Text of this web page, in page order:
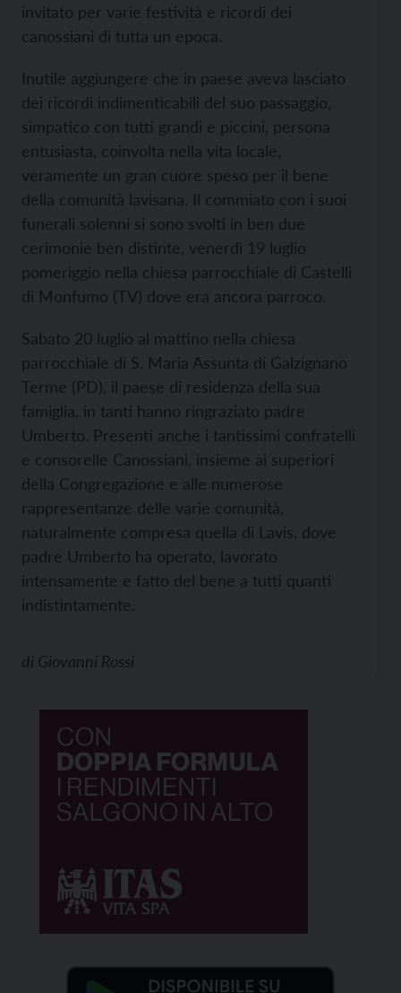
invitato per varie festività e ricordi dei
canossiani di tutta un epoca.
Inutile aggiungere che in paese aveva lasciato
dei ricordi indimenticabili del suo passaggio,
simpatico con tutti grandi e piccini, persona
entusiasta, coinvolta nella vita locale,
veramente un gran cuore speso per il bene
della comunità lavisana. Il commiato con i suoi
funerali solenni si sono svolti in ben due
cerimonie ben distinte, venerdì 19 luglio
pomeriggio nella chiesa parrocchiale di Castelli
di Monfumo (TV) dove era ancora parroco.
Sabato 20 luglio al mattino nella chiesa
parrocchiale di S. Maria Assunta di Galzignano
Terme (PD), il paese di residenza della sua
famiglia, in tanti hanno ringraziato padre
Umberto. Presenti anche i tantissimi confratelli
e consorelle Canossiani, insieme ai superiori
della Congregazione e alle numerose
rappresentanze delle varie comunità,
naturalmente compresa quella di Lavis, dove
padre Umberto ha operato, lavorato
intensamente e fatto del bene a tutti quanti
indistintamente.
di Giovanni Rossi